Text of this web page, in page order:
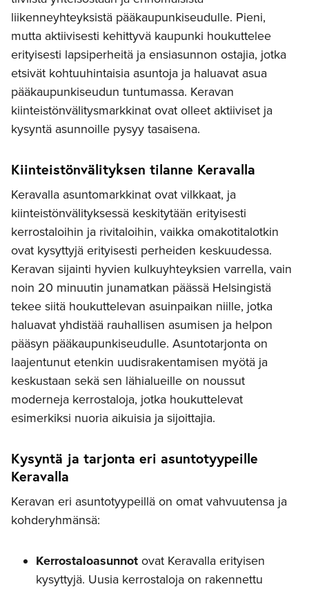
liikenneyhteyksistä pääkaupunkiseudulle. Pieni,
mutta aktiivisesti kehittyvä kaupunki houkuttelee
erityisesti lapsiperheitä ja ensiasunnon ostajia, jotka
etsivät kohtuuhintaisia asuntoja ja haluavat asua
pääkaupunkiseudun tuntumassa. Keravan
kiinteistönvälitysmarkkinat ovat olleet aktiiviset ja
kysyntä asunnoille pysyy tasaisena.
Kiinteistönvälityksen tilanne Keravalla
Keravalla asuntomarkkinat ovat vilkkaat, ja
kiinteistönvälityksessä keskitytään erityisesti
kerrostaloihin ja rivitaloihin, vaikka omakotitalotkin
ovat kysyttyjä erityisesti perheiden keskuudessa.
Keravan sijainti hyvien kulkuyhteyksien varrella, vain
noin 20 minuutin junamatkan päässä Helsingistä
tekee siitä houkuttelevan asuinpaikan niille, jotka
haluavat yhdistää rauhallisen asumisen ja helpon
pääsyn pääkaupunkiseudulle. Asuntotarjonta on
laajentunut etenkin uudisrakentamisen myötä ja
keskustaan sekä sen lähialueille on noussut
moderneja kerrostaloja, jotka houkuttelevat
esimerkiksi nuoria aikuisia ja sijoittajia.
Kysyntä ja tarjonta eri asuntotyypeille
Keravalla
Keravan eri asuntotyypeillä on omat vahvuutensa ja
kohderyhmänsä:
Kerrostaloasunnot ovat Keravalla erityisen
kysyttyjä. Uusia kerrostaloja on rakennettu